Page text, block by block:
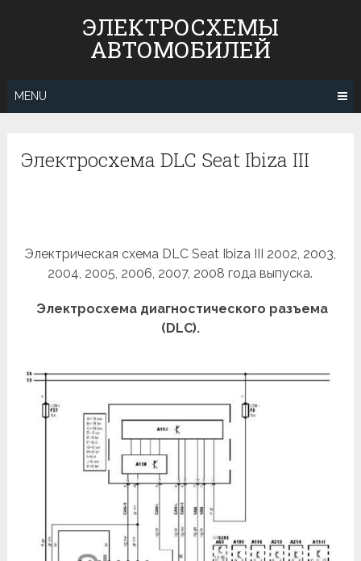
ЭЛЕКТРОСХЕМЫ
АВТОМОБИЛЕЙ
MENU
Электросхема DLC Seat Ibiza III
Электрическая схема DLC Seat Ibiza III 2002, 2003,
2004, 2005, 2006, 2007, 2008 года выпуска.
Электросхема диагностического разъема
(DLC).